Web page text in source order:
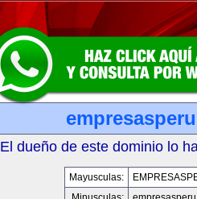
El dueño de este dominio lo
Mayusculas: